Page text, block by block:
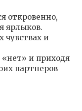
откровенно,
ярлыков.
чувствах и
и приходя
партнеров